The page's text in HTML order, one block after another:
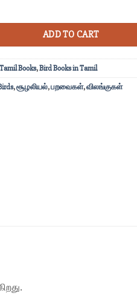
ADD TO CART
Books,Bird Books in Tamil
,சூழலியல்,பறவைகள்,விலங்குகள்